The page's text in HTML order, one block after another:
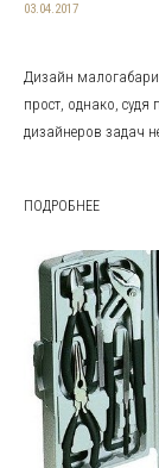
03.04.2017
Дизайн
прост, однако,
дизайнеров задач
ПОДРОБНЕЕ